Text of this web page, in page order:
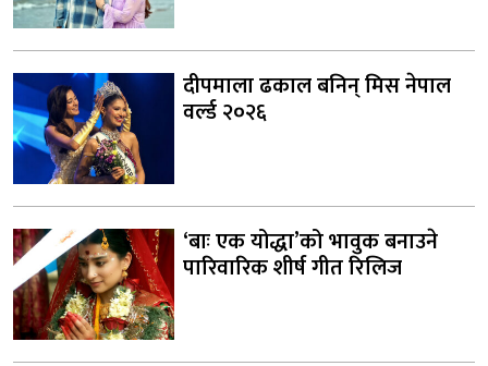
दीपमाला ढकाल बनिन् मिस नेपाल
वर्ल्ड २०२६
‘बाः एक योद्धा’को भावुक बनाउने
पारिवारिक शीर्ष गीत रिलिज